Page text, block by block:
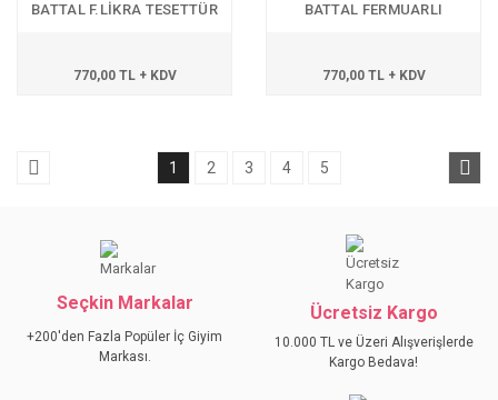
BATTAL F.LİKRA TESETTÜR
770,00 TL + KDV
BATTAL FERMUARLI
770,00 TL + KDV
1 2 3 4 5
Seçkin Markalar
+200'den Fazla Popüler İç Giyim
Markası.
Ücretsiz Kargo
10.000 TL ve Üzeri Alışverişlerde
Kargo Bedava!